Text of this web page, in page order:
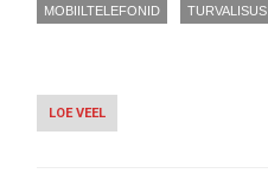
MOBIILTELEFONID TURVALISUS
LOE VEEL
KVANTKINDLA